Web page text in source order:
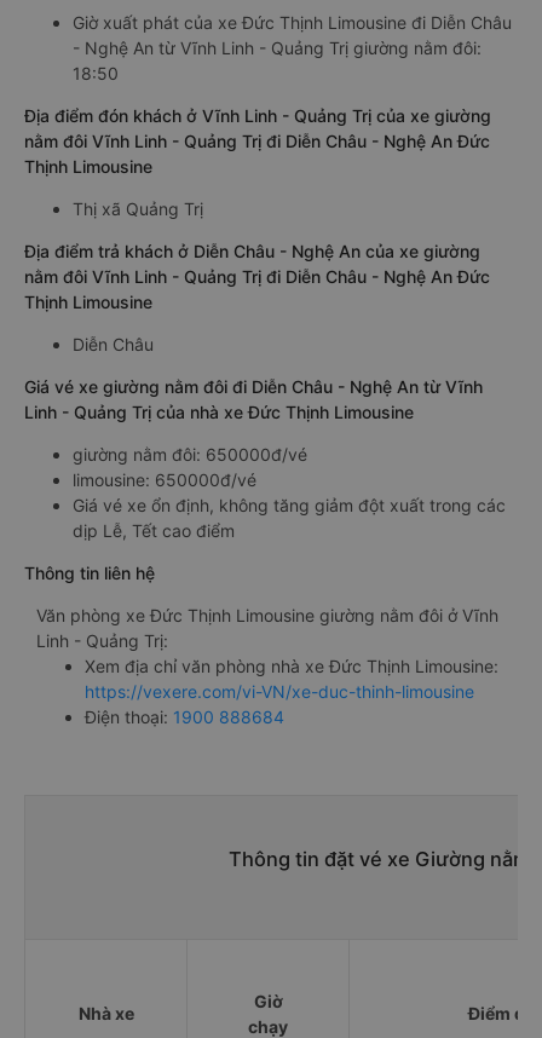
Giờ xuất phát của xe Đức Thịnh Limousine đi Diễn Châu
- Nghệ An từ Vĩnh Linh - Quảng Trị giường nằm đôi:
18:50
Địa điểm đón khách ở Vĩnh Linh - Quảng Trị của xe giường
nằm đôi Vĩnh Linh - Quảng Trị đi Diễn Châu - Nghệ An Đức
Thịnh Limousine
Thị xã Quảng Trị
Địa điểm trả khách ở Diễn Châu - Nghệ An của xe giường
nằm đôi Vĩnh Linh - Quảng Trị đi Diễn Châu - Nghệ An Đức
Thịnh Limousine
Diễn Châu
Giá vé xe giường nằm đôi đi Diễn Châu - Nghệ An từ Vĩnh
Linh - Quảng Trị của nhà xe Đức Thịnh Limousine
giường nằm đôi: 650000đ/vé
limousine: 650000đ/vé
Giá vé xe ổn định, không tăng giảm đột xuất trong các
dịp Lễ, Tết cao điểm
Thông tin liên hệ
Văn phòng xe Đức Thịnh Limousine giường nằm đôi ở Vĩnh
Linh - Quảng Trị:
Xem địa chỉ văn phòng nhà xe Đức Thịnh Limousine:
https://vexere.com/vi-VN/xe-duc-thinh-limousine
Điện thoại: 1900 888684
Thông tin đặt vé xe Giường nằm
Nhà xe
Giờ
chạy
Điểm đi